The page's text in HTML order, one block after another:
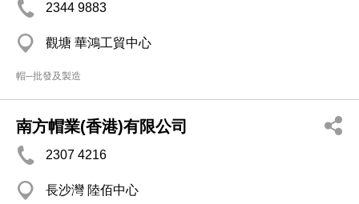
2344 9883
觀塘 華鴻工貿中心
帽─批發及製造
南方帽業(香港)有限公司
2307 4216
長沙灣 陸佰中心